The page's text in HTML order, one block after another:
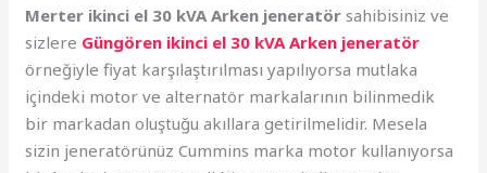
Merter ikinci el 30 kVA Arken jeneratör sahibisiniz ve
sizlere Güngören ikinci el 30 kVA Arken jeneratör
örneğiyle fiyat karşılaştırılması yapılıyorsa mutlaka
içindeki motor ve alternatör markalarının bilinmedik
bir markadan oluştuğu akıllara getirilmelidir. Mesela
sizin jeneratörünüz Cummins marka motor kullanıyorsa